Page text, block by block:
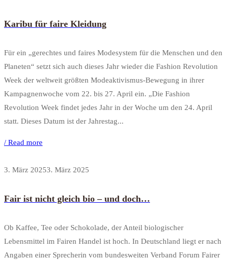
Karibu für faire Kleidung
Für ein „gerechtes und faires Modesystem für die Menschen und den
Planeten“ setzt sich auch dieses Jahr wieder die Fashion Revolution
Week der weltweit größten Modeaktivismus-Bewegung in ihrer
Kampagnenwoche vom 22. bis 27. April ein. „Die Fashion
Revolution Week findet jedes Jahr in der Woche um den 24. April
statt. Dieses Datum ist der Jahrestag...
/ Read more
3. März 20253. März 2025
Fair ist nicht gleich bio – und doch…
Ob Kaffee, Tee oder Schokolade, der Anteil biologischer
Lebensmittel im Fairen Handel ist hoch. In Deutschland liegt er nach
Angaben einer Sprecherin vom bundesweiten Verband Forum Fairer